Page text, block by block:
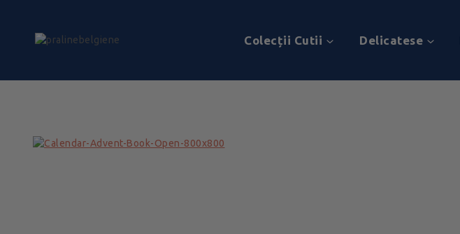
Colecții Cutii Delicatese